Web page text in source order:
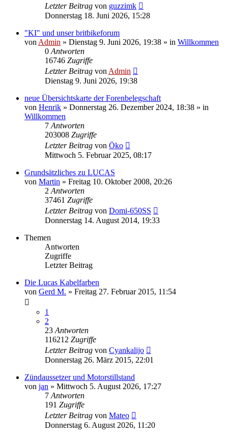
Letzter Beitrag von guzzimk
Donnerstag 18. Juni 2026, 15:28
"KI" und unser britbikeforum
von Admin » Dienstag 9. Juni 2026, 19:38 » in Willkommen
0 Antworten
16746 Zugriffe
Letzter Beitrag von Admin
Dienstag 9. Juni 2026, 19:38
neue Übersichtskarte der Forenbelegschaft
von Henrik » Donnerstag 26. Dezember 2024, 18:38 » in
Willkommen
7 Antworten
203008 Zugriffe
Letzter Beitrag von Öko
Mittwoch 5. Februar 2025, 08:17
Grundsätzliches zu LUCAS
von Martin » Freitag 10. Oktober 2008, 20:26
2 Antworten
37461 Zugriffe
Letzter Beitrag von Domi-650SS
Donnerstag 14. August 2014, 19:33
Themen
Antworten
Zugriffe
Letzter Beitrag
Die Lucas Kabelfarben
von Gerd M. » Freitag 27. Februar 2015, 11:54
1
2
23 Antworten
116212 Zugriffe
Letzter Beitrag von Cyankalijo
Donnerstag 26. März 2015, 22:01
Zündaussetzer und Motorstillstand
von jan » Mittwoch 5. August 2026, 17:27
7 Antworten
191 Zugriffe
Letzter Beitrag von Mateo
Donnerstag 6. August 2026, 11:20